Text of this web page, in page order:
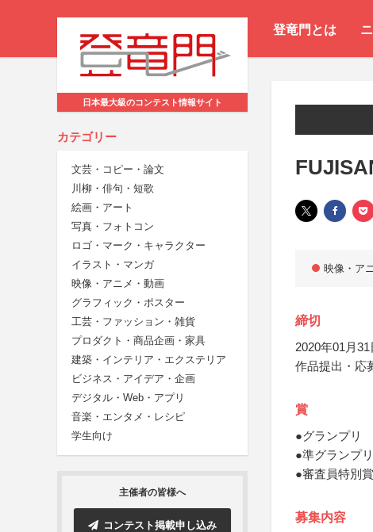
登竜門とは
日本最大級のコンテスト情報サイト
カテゴリー
文芸・コピー・論文
川柳・俳句・短歌
絵画・アート
写真・フォトコン
ロゴ・マーク・キャラクター
イラスト・マンガ
映像・アニメ・動画
グラフィック・ポスター
工芸・ファッション・雑貨
プロダクト・商品企画・家具
建築・インテリア・エクステリア
ビジネス・アイデア・企画
デジタル・Web・アプリ
音楽・エンタメ・レシピ
学生向け
主催者の皆様へ
コンテスト掲載申し込み
映像・ア
締切
2020年01月31
作品提出・応
賞
●グランプリ
●準グランプ
●審査員特別
募集内容